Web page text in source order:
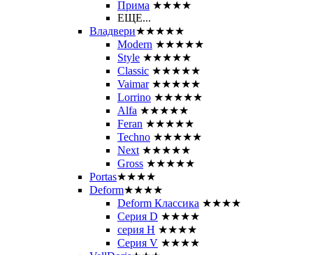
Прима ★★★★
ЕЩЕ...
Владвери★★★★★
Modern ★★★★★
Style ★★★★★
Classic ★★★★★
Vaimar ★★★★★
Lorrino ★★★★★
Alfa ★★★★★
Feran ★★★★★
Techno ★★★★★
Next ★★★★★
Gross ★★★★★
Portas★★★★
Deform★★★★
Deform Классика ★★★★
Серия D ★★★★
серия H ★★★★
Серия V ★★★★